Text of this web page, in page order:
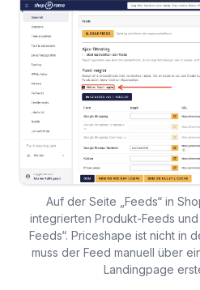
Auf der Seite „Feeds“ in
integrierten Produkt-Feeds
Feeds“. Priceshape ist nicht in
muss der Feed manuell über
Landingpage